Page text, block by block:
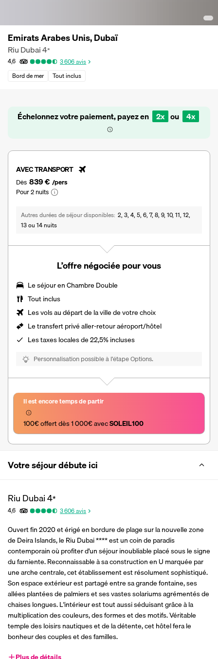
Emirats Arabes Unis, Dubaï
Riu Dubai4*
4,6 3 606avis
Bord de mer
Tout inclus
Échelonnez votre paiement, payez en 2x ou 4x
AVEC TRANSPORT
Dès 839 € /pers
Pour 2 nuits
Autres durées de séjour disponibles 2, 3, 4, 5, 6, 7, 8, 9, 10, 11, 12,
13 ou 14 nuits
L’offre négociée pour vous
Le séjour enChambre Double
Tout inclus
Les vols au départ de la ville de votre choix
Le transfert privé aller-retour aéroport/hôtel
Lestaxes locales de 22,5%incluses
Personnalisation possible à l’étape Options.
Il est encore temps de partir
100€ offert dès 1 000€ avec SOLEIL100
Votre séjour débute ici
Riu Dubai4*
4,6 3 606avis
Ouvert fin 2020 et érigé en bordure de plage sur la nouvelle zone
de Deira Islands, le Riu Dubai **** est un coin de paradis
contemporain où profiter d'un séjour inoubliable placé sous le signe
du farniente. Reconnaissable à sa construction en U marquée par
une arche centrale, cet établissement est résolument sophistiqué.
Son espace extérieur est partagé entre sa grande fontaine, ses
allées plantées de palmiers et ses vastes solariums agrémentés de
chaises longues. L'intérieur est tout aussi séduisant grâce à la
multiplication des couleurs, des formes et des motifs. Véritable
temple des loisirs nautiques et de la détente, cet hôtel fera le
bonheur des couples et des familles.